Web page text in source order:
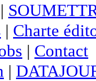
|
| Charte
| Contact
|